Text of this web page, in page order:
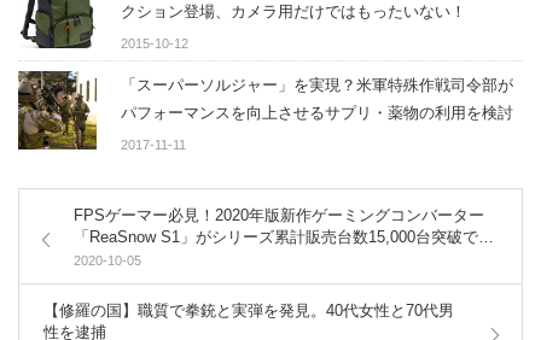
クション登場、カメラ用だけではもったいない！
2015-10-12
「スーパーソルジャー」を実現？米軍特殊作戦司令部が
パフォーマンスを向上させるサプリ・薬物の利用を検討
2017-11-11
FPSゲーマー必見！2020年版新作ゲーミングコンバーター
「ReaSnow S1」がシリーズ累計販売台数15,000台突破で話
題に！
2020-10-05
【修羅の国】職質で拳銃と実弾を発見。40代女性と70代男
性を逮捕